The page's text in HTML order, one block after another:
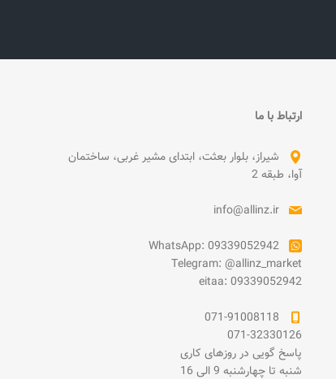
ارتباط با ما
شیراز، بلوار بعثت، ابتدای مشیر غربی، ساختمان
آوا، طبقه 2
info@allinz.ir
WhatsApp: 09339052942
Telegram: @allinz_market
eitaa: 09339052942
071-91008118
071-32330126
پاسخ گویی در روزهای کاری
شنبه تا چهارشنبه 9 الی 16